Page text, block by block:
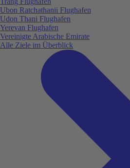
Ubon Ratchathanii Flughafen
Udon Thani Flughafen
Yerevan Flughafen
Vereinigte Arabische Emirate
Alle Ziele im Überblick